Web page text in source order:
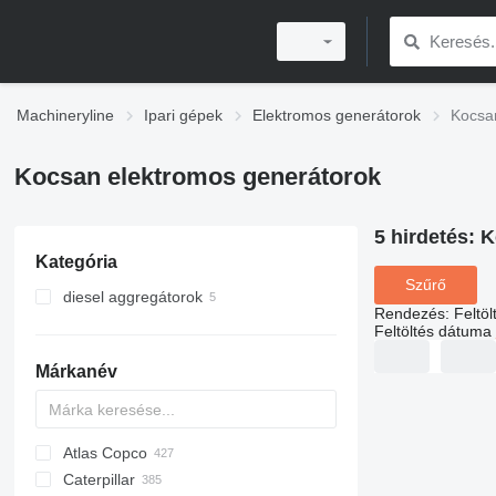
Machineryline Ipari gépek Elektromos generátorok
Kocsan elektromos generátorok
Kategória
diesel aggregátorok
Márkanév
APD
AG3
Atlas Copco
QAS
QAS
BW
GFS
CK
Caterpillar
5 hirdetés:
Szűrő
Rendezés:
Feltöltés dátuma